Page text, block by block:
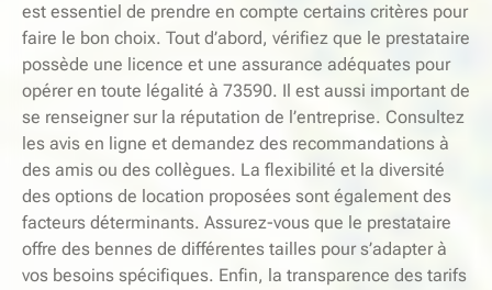
est essentiel de prendre en compte certains critères pour
faire le bon choix. Tout d’abord, vérifiez que le prestataire
possède une licence et une assurance adéquates pour
opérer en toute légalité à 73590. Il est aussi important de
se renseigner sur la réputation de l’entreprise. Consultez
les avis en ligne et demandez des recommandations à
des amis ou des collègues. La flexibilité et la diversité
des options de location proposées sont également des
facteurs déterminants. Assurez-vous que le prestataire
offre des bennes de différentes tailles pour s’adapter à
vos besoins spécifiques. Enfin, la transparence des tarifs